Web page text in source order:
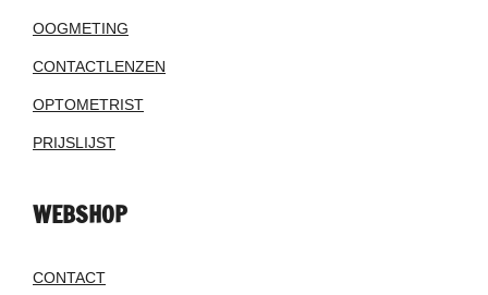
OOGMETING
CONTACTLENZEN
OPTOMETRIST
PRIJSLIJST
WEBSHOP
CONTACT